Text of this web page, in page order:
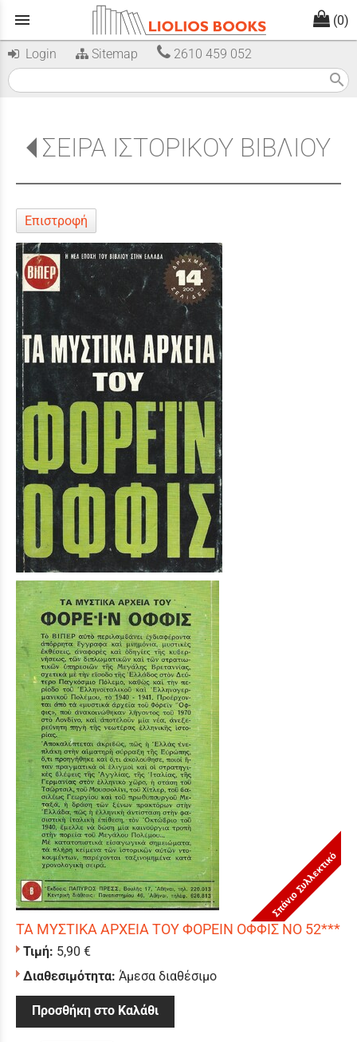
menu (0)
Login Sitemap 2610 459 052
search
ΣΕΙΡΑ ΙΣΤΟΡΙΚΟΥ ΒΙΒΛΙΟΥ
Επιστροφή
Σπάνιο Συλλεκτικό
ΤΑ ΜΥΣΤΙΚΑ ΑΡΧΕΙΑ ΤΟΥ ΦΟΡΕΙΝ ΟΦΦΙΣ ΝΟ 52***
Τιμή: 5,90 €
Διαθεσιμότητα: Άμεσα διαθέσιμο
Προσθήκη στο Καλάθι